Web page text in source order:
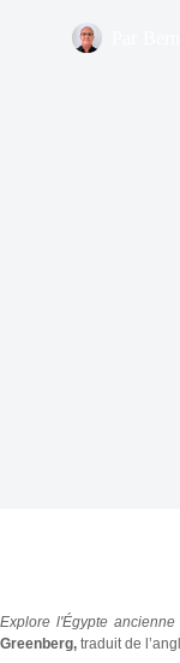
Explore l'Égypte ancienne
Greenberg, traduit de